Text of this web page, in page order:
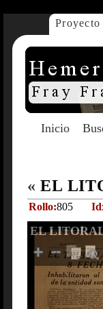
Proyecto
Inicio
« EL
Rollo:805
EL